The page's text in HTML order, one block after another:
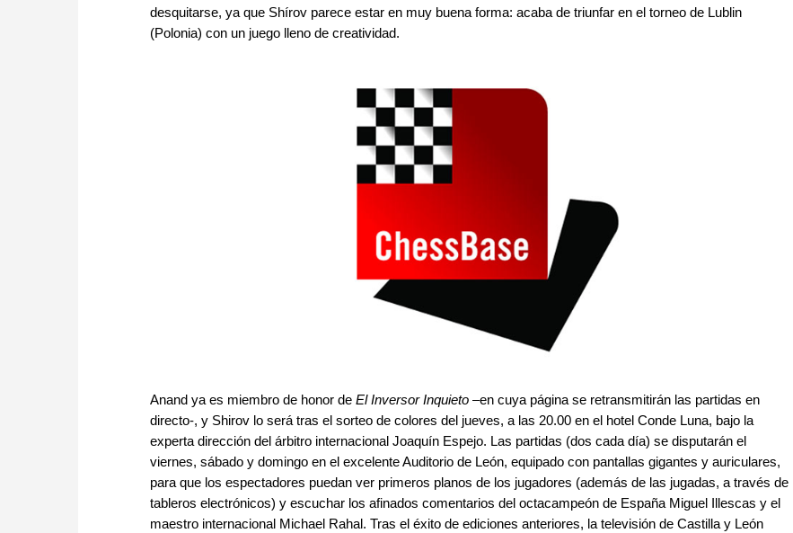
desquitarse, ya que Shírov parece estar en muy buena forma: acaba de triunfar en el torneo de Lublin
(Polonia) con un juego lleno de creatividad.
Anand ya es miembro de honor de El Inversor Inquieto –en cuya página se retransmitirán las partidas en
directo-, y Shirov lo será tras el sorteo de colores del jueves, a las 20.00 en el hotel Conde Luna, bajo la
experta dirección del árbitro internacional Joaquín Espejo. Las partidas (dos cada día) se disputarán el
viernes, sábado y domingo en el excelente Auditorio de León, equipado con pantallas gigantes y auriculares,
para que los espectadores puedan ver primeros planos de los jugadores (además de las jugadas, a través de
tableros electrónicos) y escuchar los afinados comentarios del octacampeón de España Miguel Illescas y el
maestro internacional Michael Rahal. Tras el éxito de ediciones anteriores, la televisión de Castilla y León